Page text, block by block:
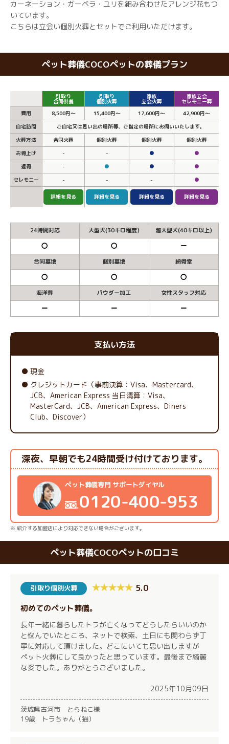
カーネーション・ガーベラ・ユリを組み合わせたアレンジ花もつ
いています。
こちらは立会い個別火葬とセットでご利用いただけます。
ペット葬儀COCOペットの葬儀プラン
引取り
合同供養
引取り
個別火葬
家族
立会火葬
家族立会
セレモニー葬
費用
8,500円～ 15,400円～ 17,600円～
42,900円～
自宅訪問
ご自宅又は思い出の場所等、ご指定の場所にお伺いいたします。
火葬方法
合同火葬 個別火葬 個別火葬
個別火葬
お骨上げ
- - ●
●
返骨
- ● ●
●
セレモニー
- - - ●
詳細を見る 詳細を見る 詳細を見る 詳細を見る
24時間対応
〇
大型犬(30キロ程度)
〇
超大型犬(40キロ以上)
ー
合同墓地
〇
個別墓地
〇
納骨堂
〇
海洋葬
ー
パウダー加工
ー
女性スタッフ対応
ー
支払い方法
現金
クレジットカード（事前決算：Visa、Mastercard、
JCB、American Express 当日清算：Visa、
MasterCard、JCB、American Express、Diners
Club、Discover）
ペット葬儀専門 サポートダイヤル
0120-400-953
深夜、早朝でも24時間受け付けております。
※ 紹介する加盟店により対応できない場合がございます。
ペット葬儀COCOペットの口コミ
引取り個別火葬 5.0
初めてのペット葬儀。
長年一緒に暮らしたトラが亡くなってどうしたらいいのか
と悩んでいたところ、ネットで検索、土日にも関わらず丁
寧に対応して頂けました。どこにいても思い出しますが
ペット火葬にして良かったと思っています。最後まで綺麗
な姿でした。ありがとうございました。
2025年10月09日
茨城県古河市 とらねこ様
19歳 トラちゃん（猫）